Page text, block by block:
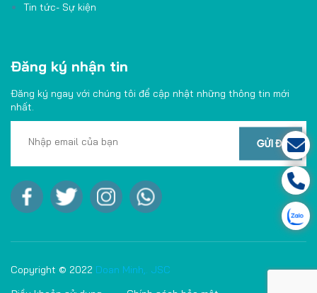
Tin tức- Sự kiện
Đăng ký nhận tin
Đăng ký ngay với chúng tôi để cập nhật những thông tin mới
nhất.
Copyright © 2022 Doan Minh,. JSC